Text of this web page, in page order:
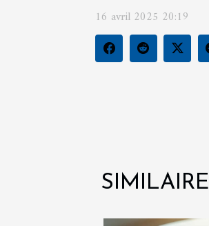
16 avril 2025 20:19
SIMILAIRE